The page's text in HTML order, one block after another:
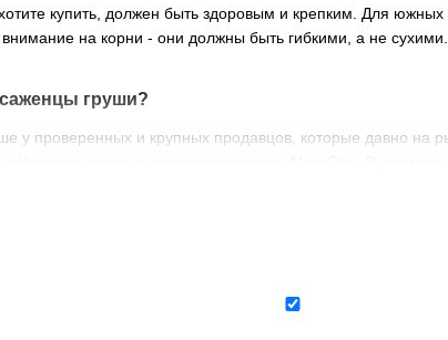
купить, должен быть здоровым и крепким. Для
внимание на корни - они должны быть гибкими, а не
груши?
у проверенных и крупных продавцов, которые давно на
груши?